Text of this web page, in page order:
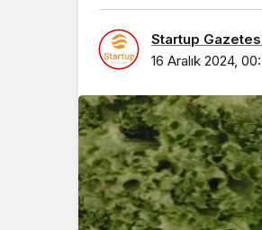
Startup
16 Aralık 2024,